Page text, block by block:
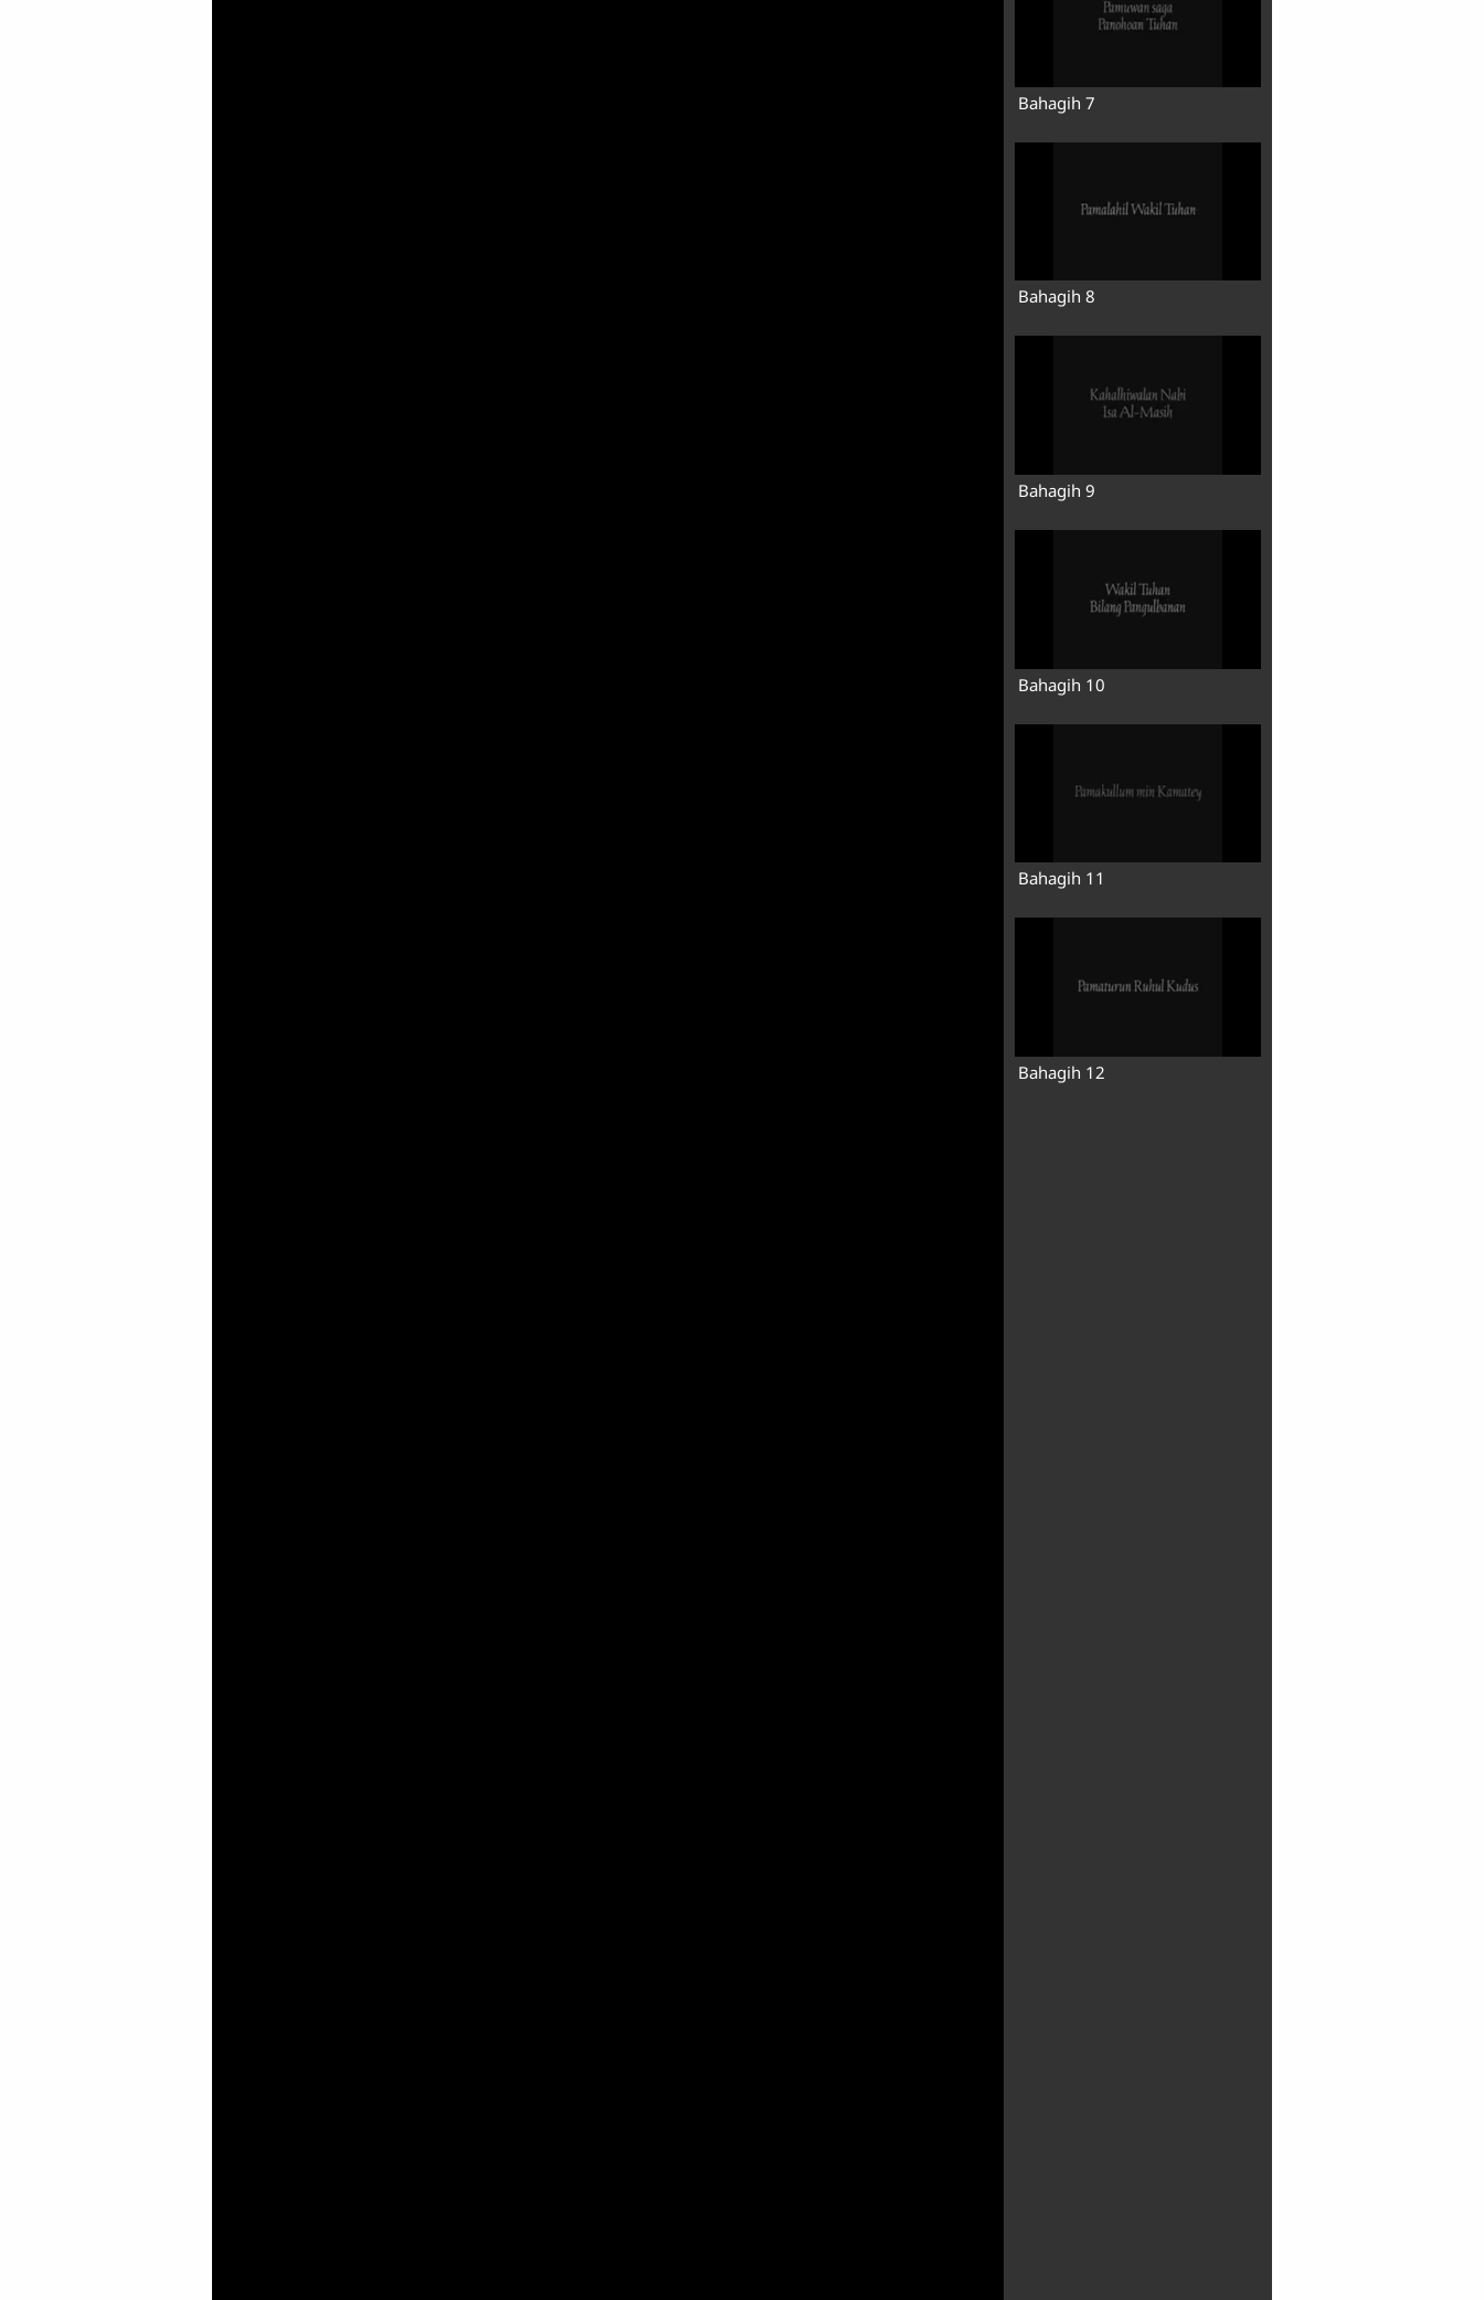
Bahagih 7
Bahagih 8
Bahagih 9
Bahagih 10
Bahagih 11
Bahagih 12